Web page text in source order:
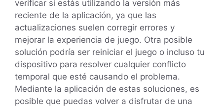
verificar si estás utilizando la versión más
reciente de la aplicación, ya que las
actualizaciones suelen corregir errores y
mejorar la experiencia de juego. Otra posible
solución podría ser reiniciar el juego o incluso tu
dispositivo para resolver cualquier conflicto
temporal que esté causando el problema.
Mediante la aplicación de estas soluciones, es
posible que puedas volver a disfrutar de una